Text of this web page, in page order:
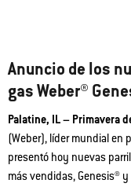
Anuncio de los
gas Weber®
Palatine, IL – Primavera
(Weber), líder mundial en
presentó hoy nuevas
más vendidas, Genesis®